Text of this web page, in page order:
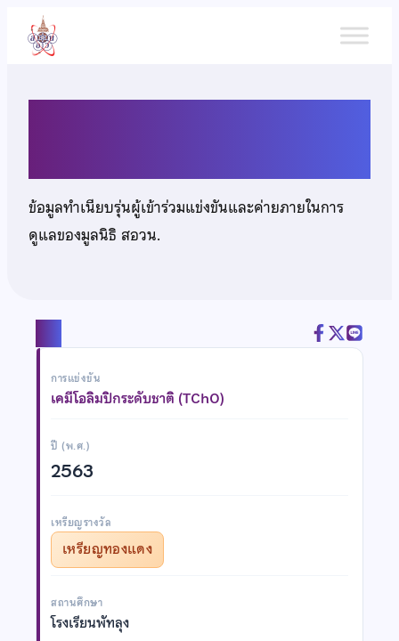
เนื้อหา
ข้อมูลทำเนียบรุ่นผู้เข้าร่วมแข่งขันและค่ายภายในการ
ดูแลของมูลนิธิ สอวน.
การแข่งขัน
เคมีโอลิมปิกระดับชาติ (TChO)
ปี (พ.ศ.)
2563
เหรียญรางวัล
เหรียญทองแดง
สถานศึกษา
โรงเรียนพัทลุง